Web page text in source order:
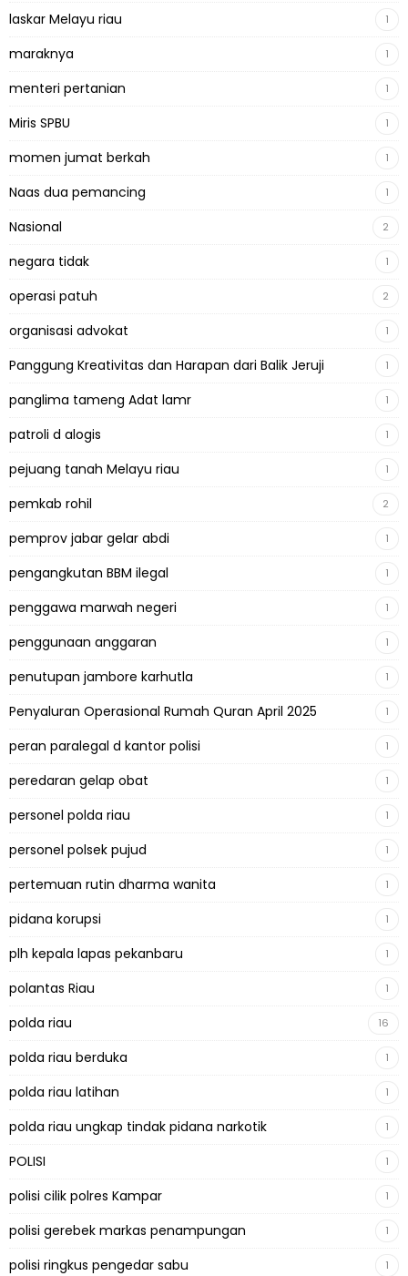
laskar Melayu riau 1
maraknya 1
menteri pertanian 1
Miris SPBU 1
momen jumat berkah 1
Naas dua pemancing 1
Nasional 2
negara tidak 1
operasi patuh 2
organisasi advokat 1
Panggung Kreativitas dan Harapan dari Balik Jeruji 1
panglima tameng Adat lamr 1
patroli d alogis 1
pejuang tanah Melayu riau 1
pemkab rohil 2
pemprov jabar gelar abdi 1
pengangkutan BBM ilegal 1
penggawa marwah negeri 1
penggunaan anggaran 1
penutupan jambore karhutla 1
Penyaluran Operasional Rumah Quran April 2025 1
peran paralegal d kantor polisi 1
peredaran gelap obat 1
personel polda riau 1
personel polsek pujud 1
pertemuan rutin dharma wanita 1
pidana korupsi 1
plh kepala lapas pekanbaru 1
polantas Riau 1
polda riau 16
polda riau berduka 1
polda riau latihan 1
polda riau ungkap tindak pidana narkotik 1
POLISI 1
polisi cilik polres Kampar 1
polisi gerebek markas penampungan 1
polisi ringkus pengedar sabu 1